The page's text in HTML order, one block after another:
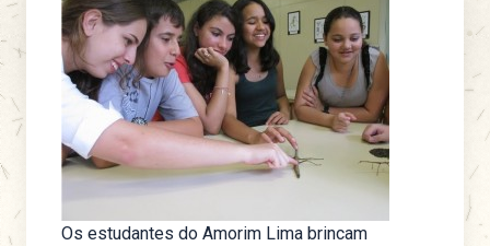
Os estudantes do Amorim Lima brincam